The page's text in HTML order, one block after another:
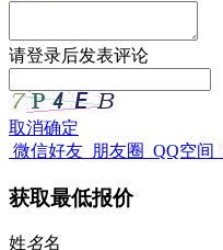
请登录后发表评论
取消确定
微信好友 朋友圈 QQ空间
获取最低报价
姓名名